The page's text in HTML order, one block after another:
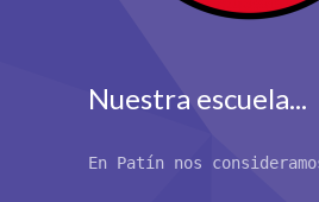
Nuestra escuela...
En Patín nos